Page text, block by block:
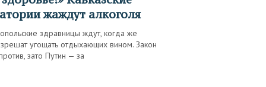
жаждут алкоголя
здравницы ждут, когда же
угощать отдыхающих вином. Закон
зато Путин — за